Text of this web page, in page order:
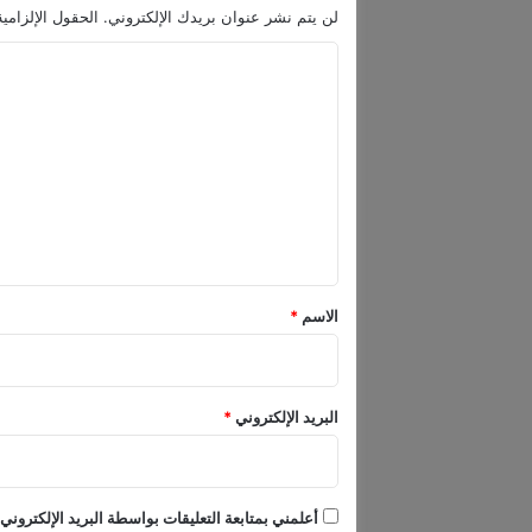
ل
ت
لن يتم نشر عنوان بريدك الإلكتروني. الحقول
*
الاسم *
البريد الإلكتروني*
أعلمني بمتابعة التعليقات بواسطة البريد